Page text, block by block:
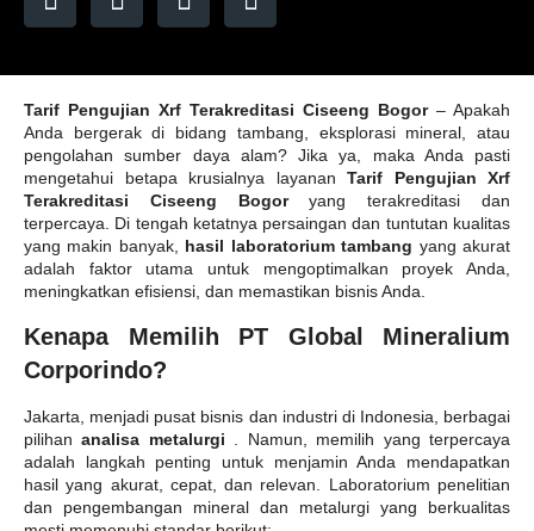
Tarif Pengujian Xrf Terakreditasi Ciseeng Bogor– Apakah
Anda bergerak di bidang tambang, eksplorasi mineral, atau
pengolahan sumber daya alam? Jika ya, maka Anda pasti
mengetahui betapa krusialnya layanan Tarif Pengujian Xrf
Terakreditasi Ciseeng Bogoryang terakreditasi dan
terpercaya. Di tengah ketatnya persaingan dan tuntutan kualitas
yang makin banyak, hasil laboratorium tambang yang akurat
adalah faktor utama untuk mengoptimalkan proyek Anda,
meningkatkan efisiensi, dan memastikan bisnis Anda.
Kenapa Memilih PT Global Mineralium
Corporindo?
Jakarta, menjadi pusat bisnis dan industri di Indonesia, berbagai
pilihananalisa metalurgi
. Namun, memilih yang terpercaya
adalah langkah penting untuk menjamin Anda mendapatkan
hasil yang akurat, cepat, dan relevan. Laboratorium penelitian
dan pengembangan mineral dan metalurgi yang berkualitas